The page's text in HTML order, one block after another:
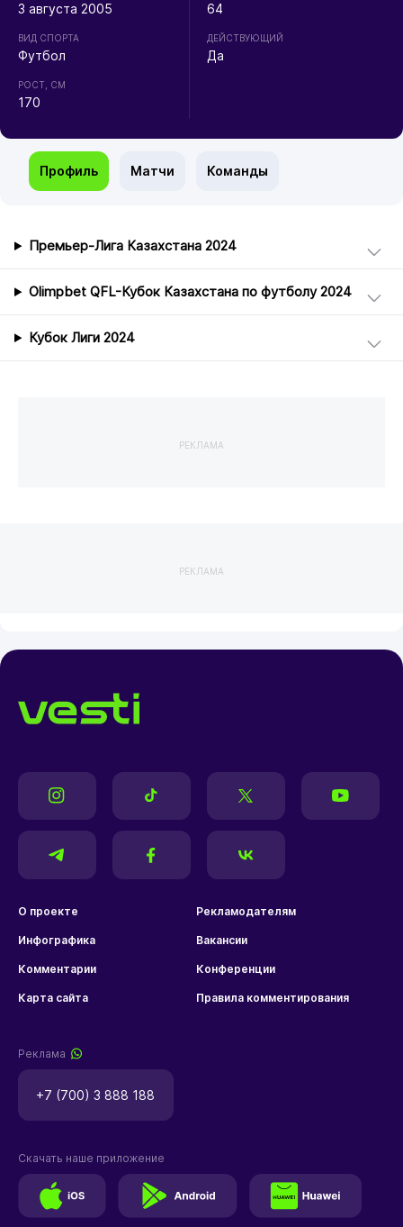
3 августа 2005
ВИД СПОРТА
Футбол
РОСТ, СМ
170
64
ДЕЙСТВУЮЩИЙ
Да
Профиль Матчи Команды
Премьер-Лига Казахстана 2024
Olimpbet QFL-Кубок Казахстана по футболу 2024
Кубок Лиги 2024
РЕКЛАМА
РЕКЛАМА
О проекте Рекламодателям
Инфографика Вакансии
Комментарии Конференции
Карта сайта Правила комментирования
Реклама
+7 (700) 3 888 188
Скачать наше приложение